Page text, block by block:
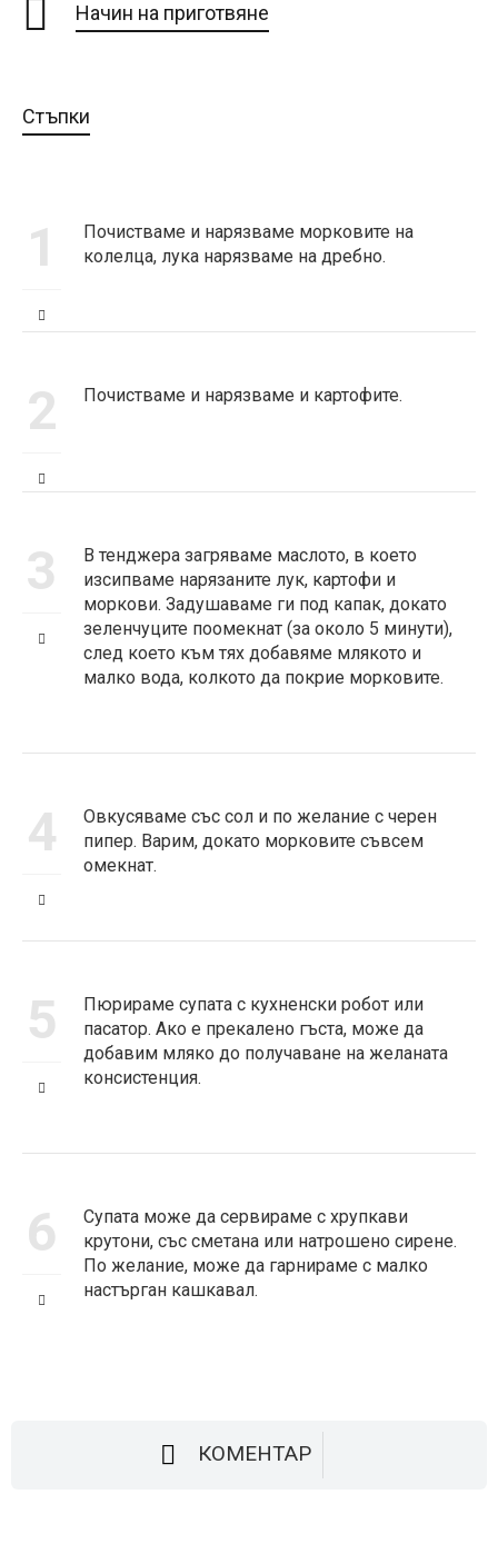
Начин на приготвяне
Стъпки
1
Почистваме и нарязваме морковите на
колелца, лукa нарязваме на дребно.
2 Почистваме и нарязваме и картофите.
3
В тенджера загряваме маслото, в което
изсипваме нарязаните лук, картофи и
моркови. Задушаваме ги под капак, докато
зеленчуците поомекнат (за около 5 минути),
след което към тях добавяме млякото и
малко вода, колкото да покрие морковите.
4
Овкусяваме със сол и по желание с черен
пипер. Варим, докато морковите съвсем
омекнат.
5
Пюрираме супата с кухненски робот или
пасатор. Ако е прекалено гъста, може да
добавим мляко до получаване на желаната
консистенция.
6
Супата може да сервираме с хрупкави
крутони, със сметана или натрошено сирене.
По желание, може да гарнираме с малко
настърган кашкавал.
КОМЕНТАР